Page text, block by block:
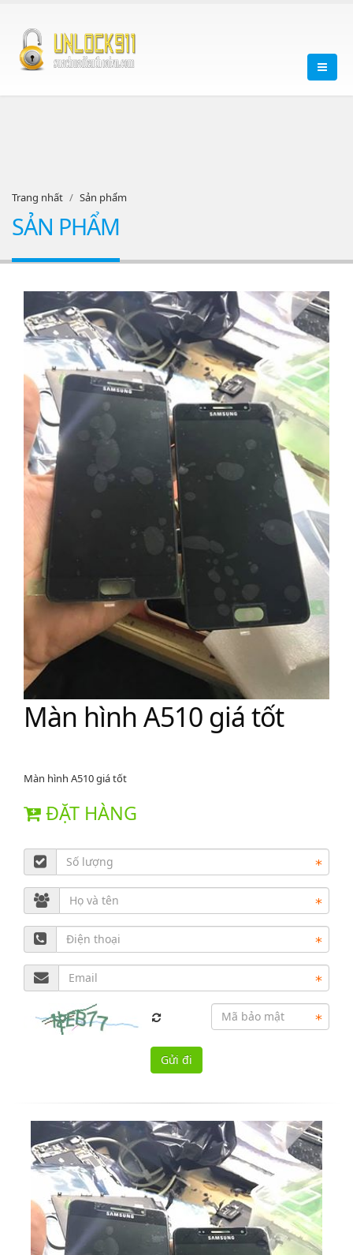
Trang nhất Sản phẩm
SẢN PHẨM
Màn hình A510 giá tốt
Màn hình A510 giá tốt
ĐẶT HÀNG